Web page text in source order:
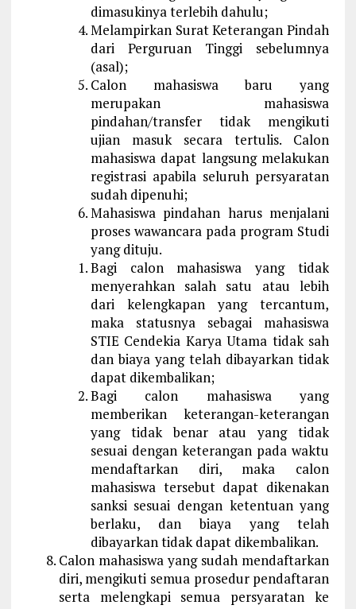
dimasukinya terlebih dahulu;
Melampirkan Surat Keterangan Pindah
dari Perguruan Tinggi sebelumnya
(asal);
Calon mahasiswa baru yang
merupakan mahasiswa
pindahan/transfer tidak mengikuti
ujian masuk secara tertulis. Calon
mahasiswa dapat langsung melakukan
registrasi apabila seluruh persyaratan
sudah dipenuhi;
Mahasiswa pindahan harus menjalani
proses wawancara pada program Studi
yang dituju.
Bagi calon mahasiswa yang tidak
menyerahkan salah satu atau lebih
dari kelengkapan yang tercantum,
maka statusnya sebagai mahasiswa
STIE Cendekia Karya Utama tidak sah
dan biaya yang telah dibayarkan tidak
dapat dikembalikan;
Bagi calon mahasiswa yang
memberikan keterangan-keterangan
yang tidak benar atau yang tidak
sesuai dengan keterangan pada waktu
mendaftarkan diri, maka calon
mahasiswa tersebut dapat dikenakan
sanksi sesuai dengan ketentuan yang
berlaku, dan biaya yang telah
dibayarkan tidak dapat dikembalikan.
Calon mahasiswa yang sudah mendaftarkan
diri, mengikuti semua prosedur pendaftaran
serta melengkapi semua persyaratan ke